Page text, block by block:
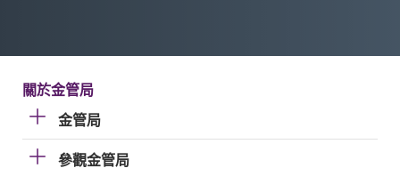
關於金管局
金管局
參觀金管局